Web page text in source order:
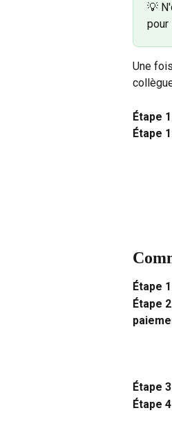
💡
pour
Une
Étape
Étape
Étape
Étape
Étape
Étape